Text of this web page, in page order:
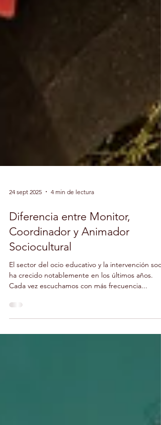
24 sept 2025 4 min de lectura
Diferencia entre Monitor,
Coordinador y Animador
Sociocultural
El sector del ocio educativo y la intervención
Cada vez escuchamos con más frecuencia...